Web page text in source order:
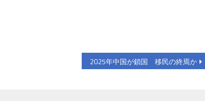
2025年中国が鎖国 移民の終焉か